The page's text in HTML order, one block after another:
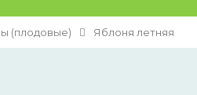
(плодовые) Яблоня летняя